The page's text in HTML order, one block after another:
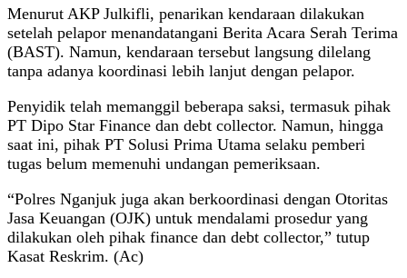
Menurut AKP Julkifli, penarikan kendaraan dilakukan
setelah pelapor menandatangani Berita Acara Serah Terima
(BAST). Namun, kendaraan tersebut langsung dilelang
tanpa adanya koordinasi lebih lanjut dengan pelapor.
Penyidik telah memanggil beberapa saksi, termasuk pihak
PT Dipo Star Finance dan debt collector. Namun, hingga
saat ini, pihak PT Solusi Prima Utama selaku pemberi
tugas belum memenuhi undangan pemeriksaan.
“Polres Nganjuk juga akan berkoordinasi dengan Otoritas
Jasa Keuangan (OJK) untuk mendalami prosedur yang
dilakukan oleh pihak finance dan debt collector,” tutup
Kasat Reskrim. (Ac)